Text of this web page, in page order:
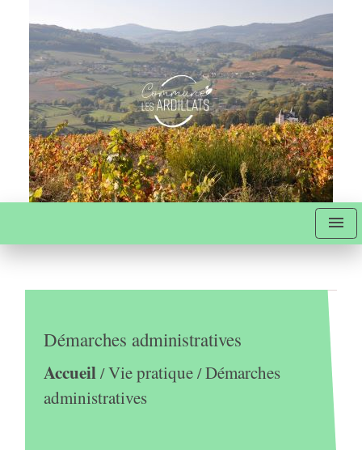
menu
Démarches administratives
Accueil/Vie pratique/Démarches
administratives